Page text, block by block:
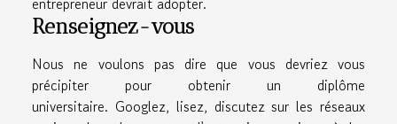
Renseignez-vous
Nous ne voulons pas dire que vous devriez vous
précipiter pour obtenir un diplôme
universitaire. Googlez, lisez, discutez sur les réseaux